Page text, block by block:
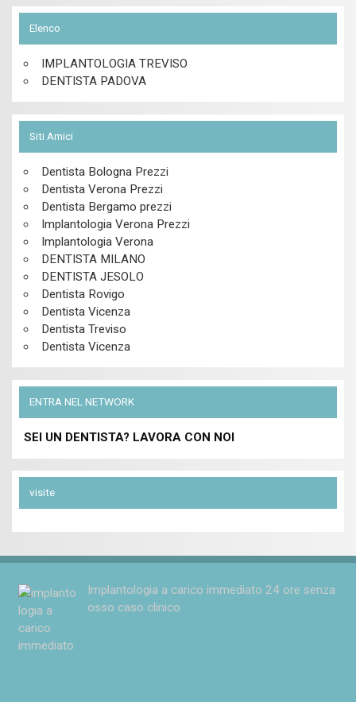
Elenco
IMPLANTOLOGIA TREVISO
DENTISTA PADOVA
Siti Amici
Dentista Bologna Prezzi
Dentista Verona Prezzi
Dentista Bergamo prezzi
Implantologia Verona Prezzi
Implantologia Verona
DENTISTA MILANO
DENTISTA JESOLO
Dentista Rovigo
Dentista Vicenza
Dentista Treviso
Dentista Vicenza
ENTRA NEL NETWORK
SEI UN DENTISTA? LAVORA CON NOI
visite
Implantologia a carico immediato 24 ore senza
osso caso clinico